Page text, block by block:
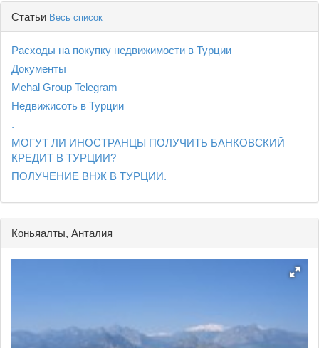
Статьи Весь список
Расходы на покупку недвижимости в Турции
Документы
Mehal Group Telegram
Недвижисоть в Турции
.
МОГУТ ЛИ ИНОСТРАНЦЫ ПОЛУЧИТЬ БАНКОВСКИЙ
КРЕДИТ В ТУРЦИИ?
ПОЛУЧЕНИЕ ВНЖ В ТУРЦИИ.
Коньяалты, Анталия